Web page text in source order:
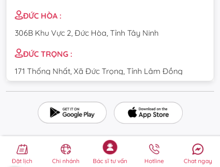
ĐỨC HÒA :
306B Khu Vực 2, Đức Hòa, Tỉnh Tây Ninh
ĐỨC TRỌNG :
171 Thống Nhất, Xã Đức Trọng, Tỉnh Lâm Đồng
CẦU GIẤY :
84 Dịch Vọng Hậu, Phường Cầu Giấy, Thành phố Hà
TÂN UYÊN :
DT747 Uyên Hưng, Phường Tân Uyên, Thành phố Hồ
Đặt lịch Chi nhánh Bác sĩ tư vấn Hotline Chat ngay